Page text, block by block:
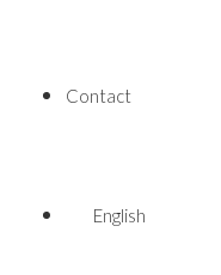
Contact
English